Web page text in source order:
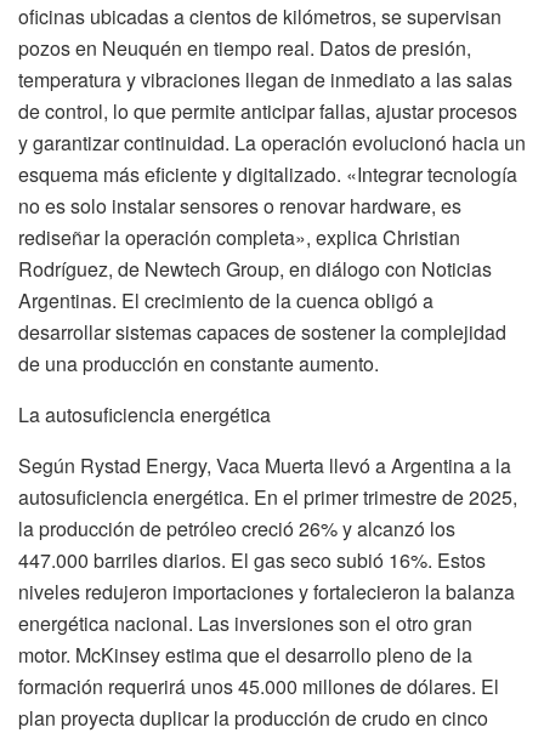
oficinas ubicadas a cientos de kilómetros, se supervisan
pozos en Neuquén en tiempo real. Datos de presión,
temperatura y vibraciones llegan de inmediato a las salas
de control, lo que permite anticipar fallas, ajustar procesos
y garantizar continuidad. La operación evolucionó hacia un
esquema más eficiente y digitalizado. «Integrar tecnología
no es solo instalar sensores o renovar hardware, es
rediseñar la operación completa», explica Christian
Rodríguez, de Newtech Group, en diálogo con Noticias
Argentinas. El crecimiento de la cuenca obligó a
desarrollar sistemas capaces de sostener la complejidad
de una producción en constante aumento.
La autosuficiencia energética
Según Rystad Energy, Vaca Muerta llevó a Argentina a la
autosuficiencia energética. En el primer trimestre de 2025,
la producción de petróleo creció 26% y alcanzó los
447.000 barriles diarios. El gas seco subió 16%. Estos
niveles redujeron importaciones y fortalecieron la balanza
energética nacional. Las inversiones son el otro gran
motor. McKinsey estima que el desarrollo pleno de la
formación requerirá unos 45.000 millones de dólares. El
plan proyecta duplicar la producción de crudo en cinco